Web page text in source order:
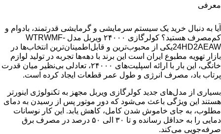
معرفی
آیا به دنبال خرید یک سیستم سرمایشی و گرمایشی قدرتمند، بادوام و
کم‌مصرف هستید؟ کولرگازی ۲۴۰۰۰ ویربل مدل WTRWMF-
24HD2AEAWیکی از محبوب‌ترین و قابل‌اطمینان‌ترین انتخاب‌ها در
بازار تهویه مطبوع ایران است این برند با دهه‌ها تجربه در تولید لوازم
خانگی، این بار با ارائه اسپلیت‌های ۲۴۰۰۰، تعادلی بی‌نظیر میان قدرت
پرتاب باد، مصرف انرژی و طول عمر قطعات ایجاد کرده است.
بسیاری از مدل‌های جدید کولرگازی ویربل مجهز به تکنولوژی اینورتر
هستند این ویژگی باعث می‌شود که دور موتور پس از رسیدن به دمای
مطلوب، به جای خاموش شدن کامل، کاهش یابد. این کار نوسانات
دمایی را به حداقل رسانده و تا ۳۰ الی ۵۰ درصد در مصرف برق
صرفه‌جویی می‌کند.